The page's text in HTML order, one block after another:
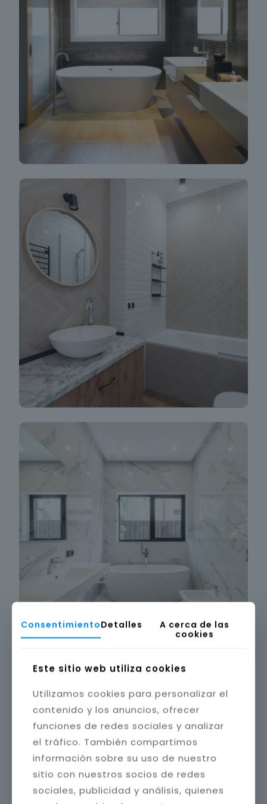
ConsentimientoDetalles
A cerca de las
cookies
Este sitio web utiliza cookies
Utilizamos cookies para personalizar el
contenido y los anuncios, ofrecer
funciones de redes sociales y analizar
el tráfico. También compartimos
información sobre su uso de nuestro
sitio con nuestros socios de redes
sociales, publicidad y análisis, quienes